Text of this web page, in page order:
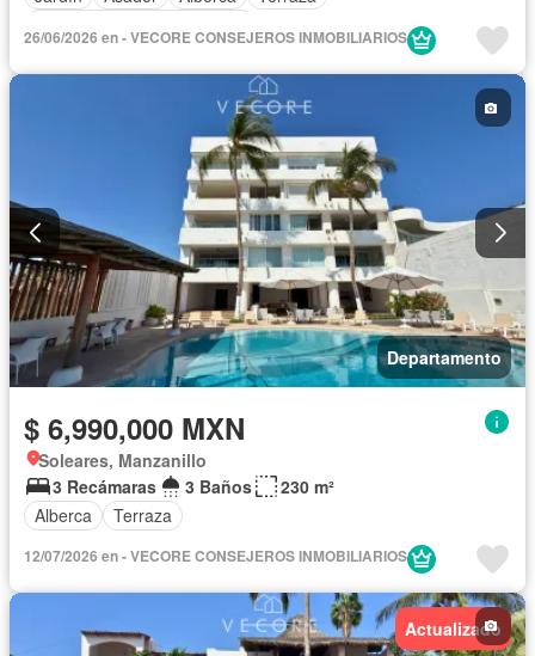
26/06/2026 en - VECORE CONSEJEROS INMOBILIARIOS
Departamento
$ 6,990,000 MXN
Soleares, Manzanillo
3 Recámaras
3 Baños
230 m²
Alberca
Terraza
12/07/2026 en - VECORE CONSEJEROS INMOBILIARIOS
Actualizado